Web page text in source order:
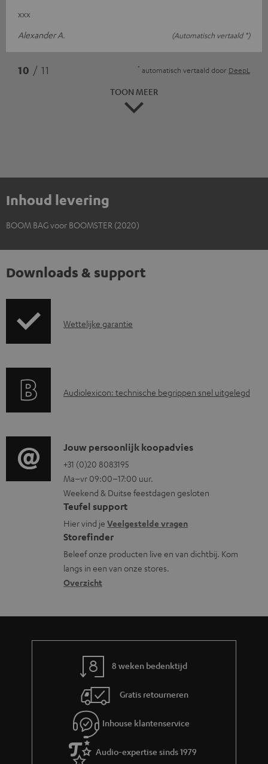
xxx
Alexander A.
(Automatisch vertaald *)
10 / 11 * automatisch vertaald door DeepL
TOON MEER
Inhoud levering
BOOM BAG voor BOOMSTER (2020)
Downloads & support
G
n
e
i
n
f
o
r
m
a
Wettelijke garantie
A
i
o
g
l
o
s
s
a
r
Audiolexicon: technische begrippen snel uitgelegd
C
o
n
t
a
c
t
i
n
r
Jouw persoonlijk koopadvies
+31 (0)20 8083195
Ma–vr 09:00–17:00 uur.
Weekend & Duitse feestdagen gesloten
Teufel support
Hier vind je Veelgestelde vragen
Storefinder
Beleef onze producten live en van dichtbij. Kom
langs in een van onze stores.
Overzicht
8 weken bedenktijd
Gratis retourneren
Inhouse klantenservice
Audio-expertise sinds 1979